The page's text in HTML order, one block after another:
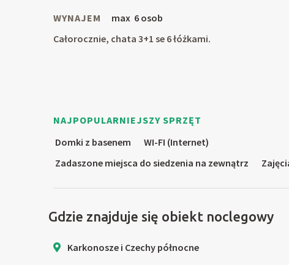
WYNAJEM
max 6 osob
Całorocznie, chata 3+1 se 6 łóżkami.
NAJPOPULARNIEJSZY SPRZĘT
Domki z basenem
WI-FI (Internet)
Zadaszone miejsca do siedzenia na zewnątrz
Gdzie znajduje się obiekt noclegowy
Karkonosze i Czechy północne